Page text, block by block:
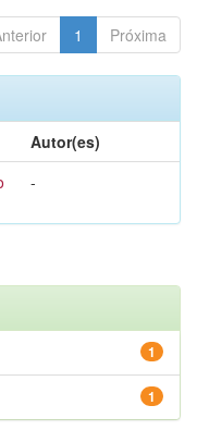
1 Próxima
Autor(es)
-
1
1